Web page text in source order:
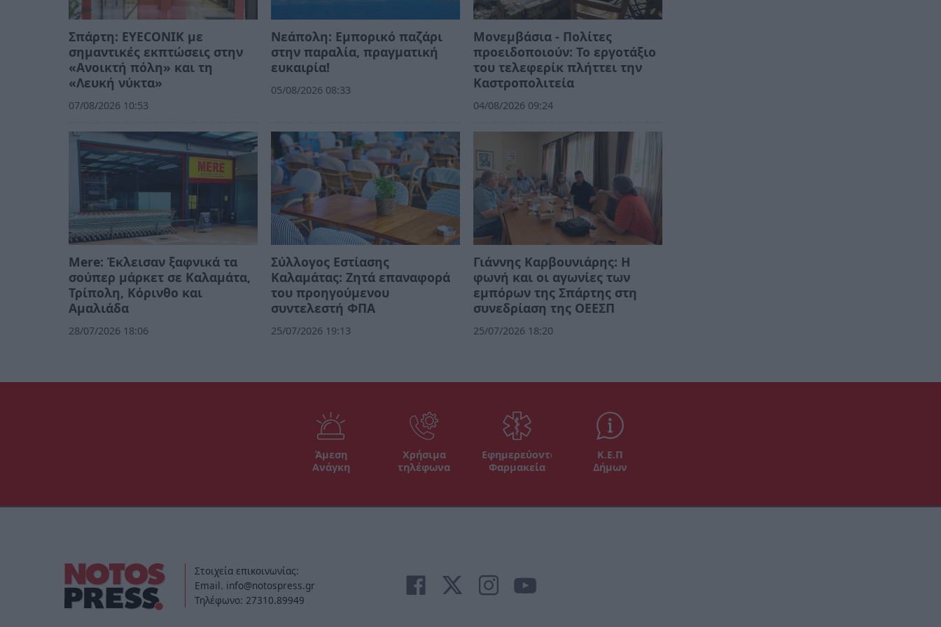
Σπάρτη: EYECONIK με
σημαντικές εκπτώσεις στην
«Ανοικτή πόλη» και τη
«Λευκή νύκτα»
07/08/2026 10:53
Νεάπολη: Εμπορικό παζάρι
στην παραλία, πραγματική
ευκαιρία!
05/08/2026 08:33
Μονεμβάσια - Πολίτες
προειδοποιούν: Το εργοτάξιο
του τελεφερίκ πλήττει την
Καστροπολιτεία
04/08/2026 09:24
Mere: Έκλεισαν ξαφνικά τα
σούπερ μάρκετ σε Καλαμάτα,
Τρίπολη, Κόρινθο και
Αμαλιάδα
28/07/2026 18:06
Σύλλογος Εστίασης
Καλαμάτας: Ζητά επαναφορά
του προηγούμενου
συντελεστή ΦΠΑ
25/07/2026 19:13
Γιάννης Καρβουνιάρης: Η
φωνή και οι αγωνίες των
εμπόρων της Σπάρτης στη
συνεδρίαση της ΟΕΕΣΠ
25/07/2026 18:20
Άμεση
Ανάγκη
Χρήσιμα
τηλέφωνα
Εφημερεύοντα
Φαρμακεία
Κ.Ε.Π
Δήμων
Στοιχεία επικοινωνίας:
Email. info@notospress.gr
Τηλέφωνο: 27310.89949